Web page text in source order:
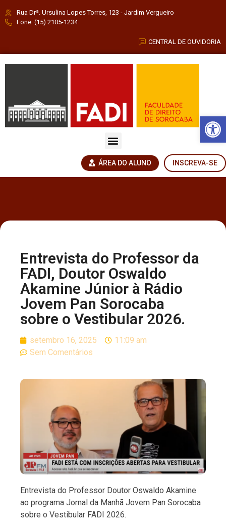
Rua Drª. Ursulina Lopes Torres, 123 - Jardim Vergueiro
Fone: (15) 2105-1234
CENTRAL DE OUVIDORIA
ÁREA DO ALUNO INSCREVA-SE
Entrevista do Professor da
FADI, Doutor Oswaldo
Akamine Júnior à Rádio
Jovem Pan Sorocaba
sobre o Vestibular 2026.
setembro 16, 2025
11:09 am
Sem Comentários
Entrevista do Professor Doutor Oswaldo Akamine
ao programa Jornal da Manhã Jovem Pan Sorocaba
sobre o Vestibular FADI 2026.
Barra de